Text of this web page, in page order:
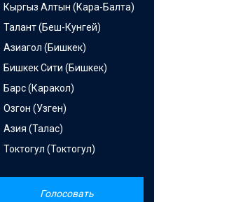
Кыргыз Алтын (Кара-Балта)
Талант (Беш-Кунгей)
Азиагол (Бишкек)
Бишкек Сити (Бишкек)
Барс (Каракол)
Озгон (Узген)
Азия (Талас)
Токтогул (Токтогул)
Голосовать